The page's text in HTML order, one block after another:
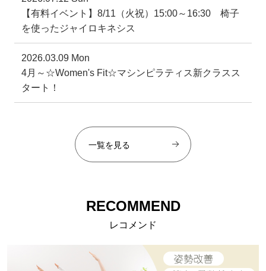
【有料イベント】8/11（火祝）15:00～16:30 椅子
を使ったジャイロキネシス
2026.03.09 Mon
4月～☆Women's Fit☆マシンピラティス新クラスス
タート！
一覧を見る
RECOMMEND
レコメンド